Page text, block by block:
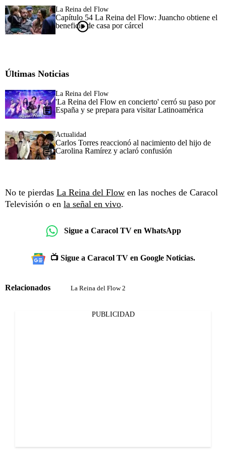
La Reina del Flow
Capítulo 54 La Reina del Flow: Juancho obtiene el
beneficio de casa por cárcel
Últimas Noticias
La Reina del Flow
'La Reina del Flow en concierto' cerró su paso por
España y se prepara para visitar Latinoamérica
Actualidad
Carlos Torres reaccionó al nacimiento del hijo de
Carolina Ramírez y aclaró confusión
No te pierdas La Reina del Flow en las noches de Caracol
Televisión o en la señal en vivo.
Sigue a Caracol TV en WhatsApp
📺 Sigue a Caracol TV en Google Noticias.
Relacionados La Reina del Flow 2
PUBLICIDAD